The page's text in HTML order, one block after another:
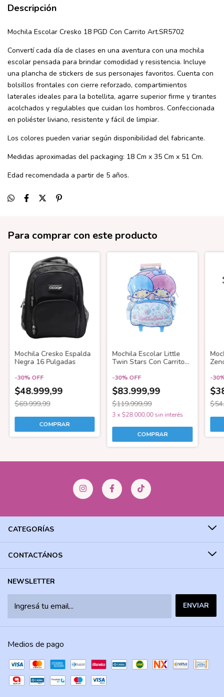
Descripción
Mochila Escolar Cresko 18 PGD Con Carrito Art.SR5702
Convertí cada día de clases en una aventura con una mochila
escolar pensada para brindar comodidad y resistencia. Incluye
una plancha de stickers de sus personajes favoritos. Cuenta con
bolsillos frontales con cierre reforzado, compartimientos
laterales ideales para la botellita, agarre superior firme y tirantes
acolchados y regulables que cuidan los hombros. Confeccionada
en poliéster liviano, resistente y fácil de limpiar.
Los colores pueden variar según disponibilidad del fabricante.
Medidas aproximadas del packaging: 18 Cm x 35 Cm x 51 Cm.
Edad recomendada a partir de 5 años.
Para comprar con este producto
Mochila Cresko Espalda
Negra 16 Pulgadas
-30%OFF
$48.999,99
$69.999,99
Mochila Escolar Little
Twin Stars Con Carrito
-30%OFF
$83.999,99
$119.999,99
3 x$28.000,00 sin interés
-30
CATEGORÍAS
CONTACTÁNOS
NEWSLETTER
Medios de pago